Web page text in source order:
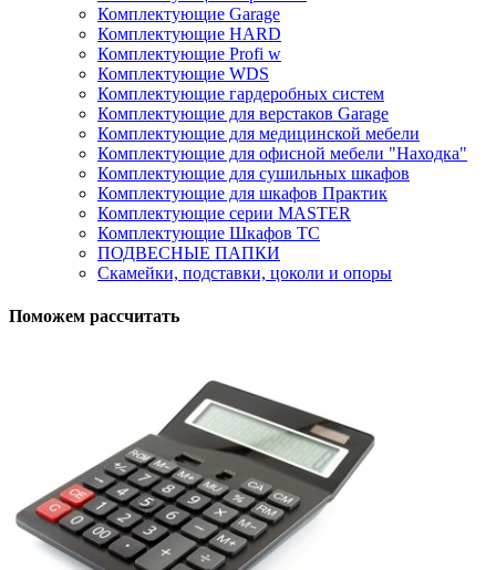
Комплектующие Garage
Комплектующие HARD
Комплектующие Profi w
Комплектующие WDS
Комплектующие гардеробных систем
Комплектующие для верстаков Garage
Комплектующие для медицинской мебели
Комплектующие для офисной мебели "Находка"
Комплектующие для сушильных шкафов
Комплектующие для шкафов Практик
Комплектующие серии MASTER
Комплектующие Шкафов ТС
ПОДВЕСНЫЕ ПАПКИ
Скамейки, подставки, цоколи и опоры
Поможем рассчитать